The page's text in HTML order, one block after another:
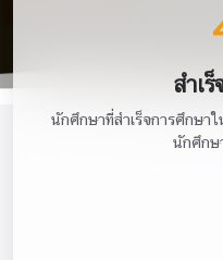
สำเ
นักศึกษาที่สำเร็จการศึกษ
นักศึกษ